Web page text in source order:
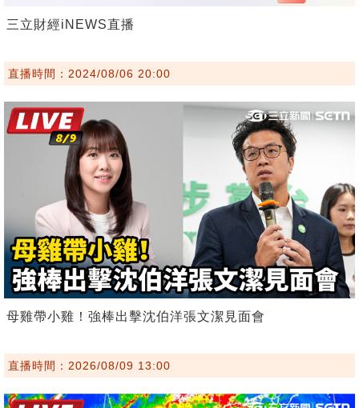
三立財經iNEWS直播
直播時間：2024/08/06 20:00
母雞帶小雞！強棒出擊沈伯洋張文潔見面會
直播時間：2026/08/09 13:00